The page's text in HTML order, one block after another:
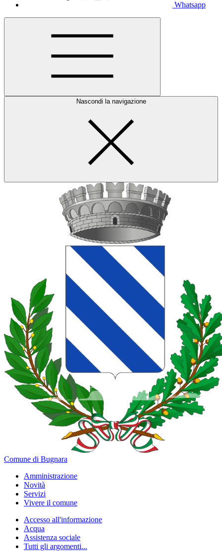
Whatsapp
Nascondi la navigazione
Comune di Bugnara
Amministrazione
Novità
Servizi
Vivere il comune
Accesso all'informazione
Acqua
Assistenza sociale
Tutti gli argomenti...